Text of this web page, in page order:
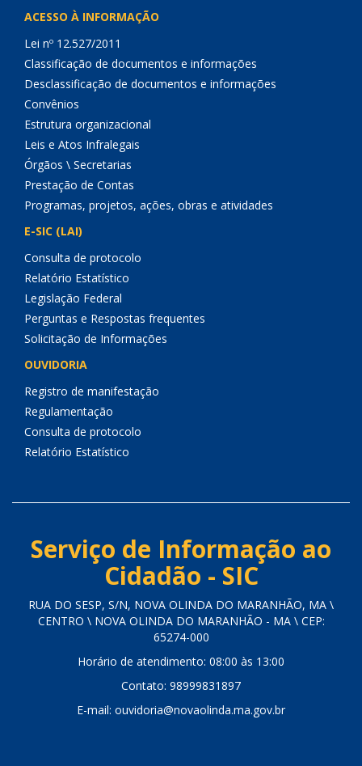
ACESSO À INFORMAÇÃO
Lei nº 12.527/2011
Classificação de documentos e informações
Desclassificação de documentos e informações
Convênios
Estrutura organizacional
Leis e Atos Infralegais
Órgãos \ Secretarias
Prestação de Contas
Programas, projetos, ações, obras e atividades
E-SIC (LAI)
Consulta de protocolo
Relatório Estatístico
Legislação Federal
Perguntas e Respostas frequentes
Solicitação de Informações
OUVIDORIA
Registro de manifestação
Regulamentação
Consulta de protocolo
Relatório Estatístico
Serviço de Informação ao
Cidadão - SIC
RUA DO SESP, S/N, NOVA OLINDA DO MARANHÃO, MA \
CENTRO \ NOVA OLINDA DO MARANHÃO - MA \ CEP:
65274-000
Horário de atendimento: 08:00 às 13:00
Contato: 98999831897
E-mail: ouvidoria@novaolinda.ma.gov.br